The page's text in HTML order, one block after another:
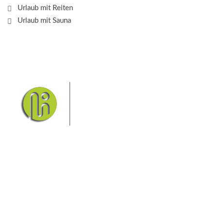
Urlaub mit Reiten
Urlaub mit Sauna